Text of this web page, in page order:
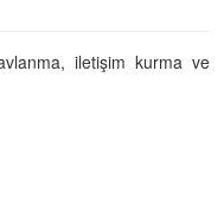
iletişim kurma ve